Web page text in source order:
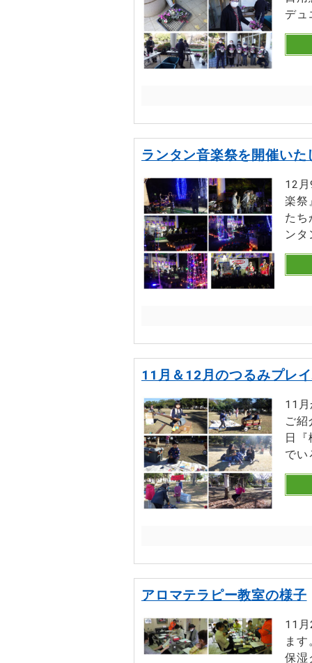
デュ
ランタン音楽祭を開催いた
12
楽祭
たち
ンタ
11月＆12月のつるみプレ
11
ご
日
でい
アロマテラピー教室の様子
11
ま
保湿